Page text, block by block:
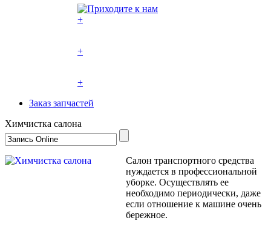
+
+
+
Заказ запчастей
Химчистка салона
Салон транспортного средства
нуждается в профессиональной
уборке. Осуществлять ее
необходимо периодически, даже
если отношение к машине очень
бережное.